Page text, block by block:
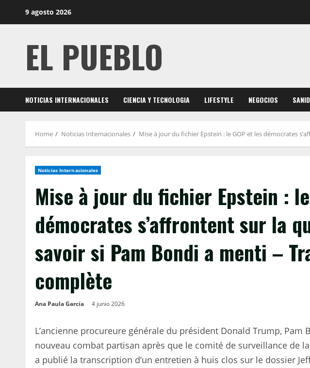
9 agosto 2026
EL PUEBLO
NOTICIAS INTERNACIONALES CIENCIA Y TECNOLOGIA LIFESTYLE NEGOCIOS
Home Noticias Internacionales Mise à jour du fichier Epstein : le GOP et les démocrates
Noticias Internacionales
Mise à jour du fichier Epstein :
démocrates s’affrontent sur la
savoir si Pam Bondi a menti –
complète
Ana Paula García 4 junio 2026
L’ancienne procureure générale du président Donald Trump, Pam
nouveau combat partisan après que le comité de surveillance de
a publié la transcription d’un entretien à huis clos sur le dossier